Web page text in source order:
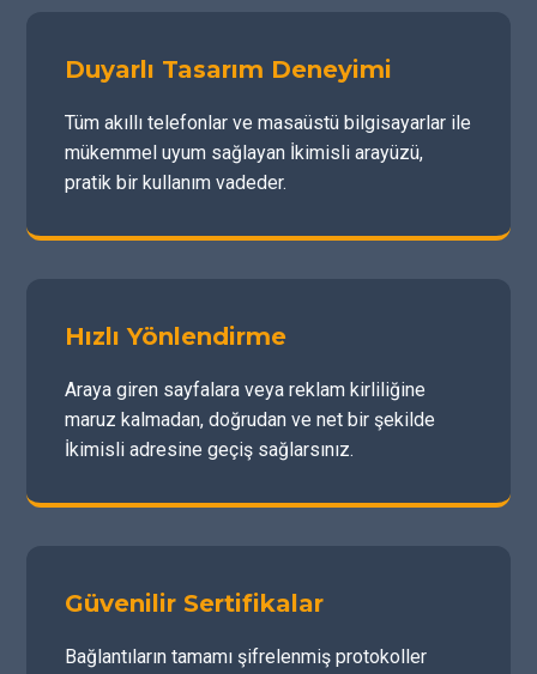
Duyarlı Tasarım Deneyimi
Tüm akıllı telefonlar ve masaüstü bilgisayarlar ile
mükemmel uyum sağlayan İkimisli arayüzü,
pratik bir kullanım vadeder.
Hızlı Yönlendirme
Araya giren sayfalara veya reklam kirliliğine
maruz kalmadan, doğrudan ve net bir şekilde
İkimisli adresine geçiş sağlarsınız.
Güvenilir Sertifikalar
Bağlantıların tamamı şifrelenmiş protokoller